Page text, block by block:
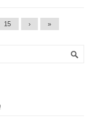
15 › »